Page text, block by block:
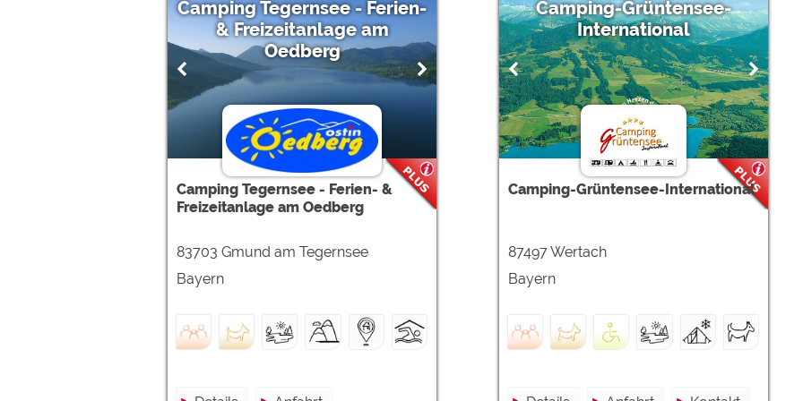
Camping Tegernsee - Ferien-
& Freizeitanlage am
Oedberg
Camping Tegernsee - Ferien- &
Freizeitanlage am Oedberg
83703 Gmund am Tegernsee
Bayern
Camping-Grüntensee-
International
Camping-Grüntensee-International
87497 Wertach
Bayern